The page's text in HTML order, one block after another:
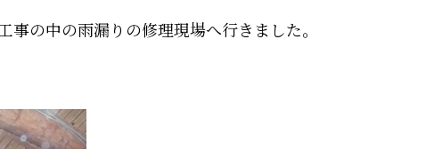
事の中の雨漏りの修理現場へ行きました。